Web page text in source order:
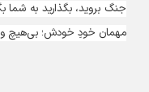
جنگ بروید، بگذارید به
مهمان خودِ خودش؛‌ بی‌هیچ